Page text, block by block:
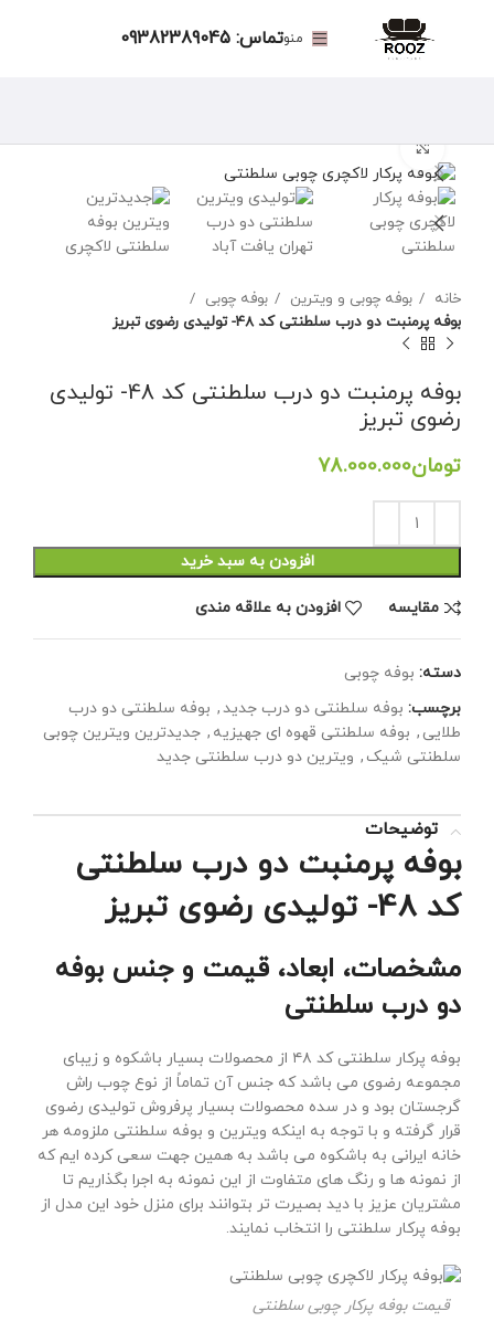
منوتماس: 09382389045
برای بزرگنمایی کلیک کنید
خانه بوفه چوبی و ویترین
بوفه چوبی
بوفه پرمنبت دو درب سلطنتی کد 48- تولیدی رضوی تبریز
بوفه پرمنبت دو درب سلطنتی کد 48- تولیدی
رضوی تبریز
تومان
افزودن به سبد خرید
مقايسه افزودن به علاقه مندی
دسته: بوفه چوبی
برچسب: بوفه سلطنتی دو درب جدید, بوفه سلطنتی دو درب
طلایی , بوفه سلطنتی قهوه ای جهیزیه , جدیدترین ویترین چوبی
سلطنتی شیک , ویترین دو درب سلطنتی جدید
توضیحات
بوفه پرمنبت دو درب سلطنتی
کد 48- تولیدی رضوی تبریز
مشخصات، ابعاد، قیمت و جنس بوفه
دو درب سلطنتی
بوفه پرکار سلطنتی کد ۴۸ از محصولات بسیار باشکوه و زیبای
مجموعه رضوی می باشد که جنس آن تماماً از نوع چوب راش
گرجستان بود و در سده محصولات بسیار پرفروش تولیدی رضوی
قرار گرفته و با توجه به اینکه ویترین و بوفه سلطنتی ملزومه هر
خانه ایرانی به باشکوه می باشد به همین جهت سعی کرده ایم که
از نمونه ها و رنگ های متفاوت از این نمونه به اجرا بگذاریم تا
مشتریان عزیز با دید بصیرت تر بتوانند برای منزل خود این مدل از
بوفه پرکار سلطنتی را انتخاب نمایند.
قیمت بوفه پرکار چوبی سلطنتی